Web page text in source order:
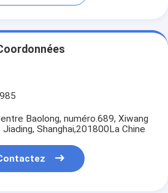
Baolong, numéro.689, Xiwang
Shanghai,201800La Chine